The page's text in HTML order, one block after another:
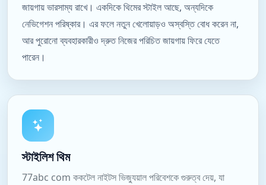
জায়গায় ভারসাম্য রাখে। একদিকে থিমের স্টাইল আছে, অন্যদিকে
নেভিগেশন পরিষ্কার। এর ফলে নতুন খেলোয়াড়ও অস্বস্তি বোধ করেন না,
আর পুরোনো ব্যবহারকারীও দ্রুত নিজের পরিচিত জায়গায় ফিরে যেতে
পারেন।
স্টাইলিশ থিম
77abc com ককটেল নাইটস ভিজ্যুয়াল পরিবেশকে গুরুত্ব দেয়, যা